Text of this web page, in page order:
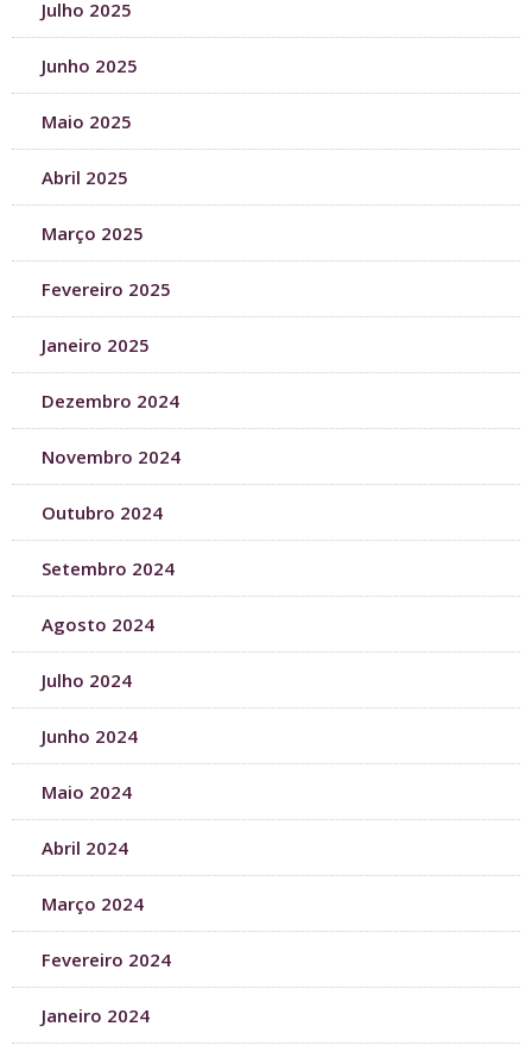
Julho 2025
Junho 2025
Maio 2025
Abril 2025
Março 2025
Fevereiro 2025
Janeiro 2025
Dezembro 2024
Novembro 2024
Outubro 2024
Setembro 2024
Agosto 2024
Julho 2024
Junho 2024
Maio 2024
Abril 2024
Março 2024
Fevereiro 2024
Janeiro 2024